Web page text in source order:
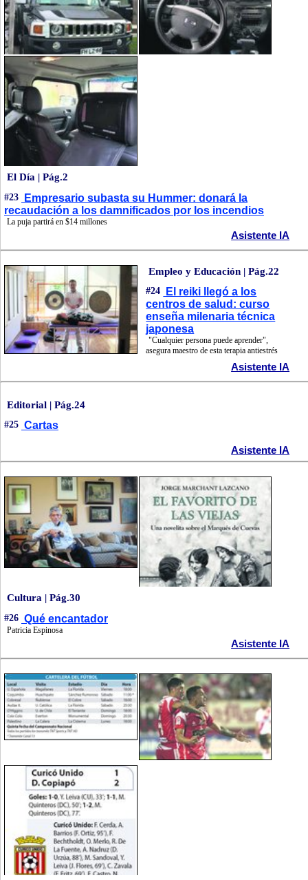
El Día | Pág.2
#23
Empresario subasta su Hummer: donará la
recaudación a los damnificados por los incendios
La puja partirá en $14 millones
Asistente IA
Empleo y Educación | Pág.22
#24
El reiki llegó a los
centros de salud: curso
enseña milenaria técnica
japonesa
"Cualquier persona puede aprender",
asegura maestro de esta terapia antiestrés
Asistente IA
Editorial | Pág.24
#25 Cartas
Asistente IA
Cultura | Pág.30
#26 Qué encantador
Patricia Espinosa
Asistente IA